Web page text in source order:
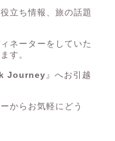
立ち情報、旅の話題
ネーターをしていた
す。
Journey 』へお引越
からお気軽にどう